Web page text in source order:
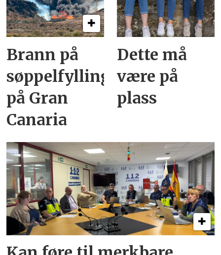
Brann på
søppelfylling
på Gran
Canaria
Dette må
være på
plass